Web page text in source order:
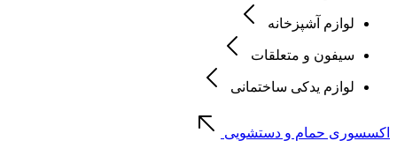
لوازم آشپزخانه
سیفون و متعلقات
لوازم یدکی ساختمانی
اکسسوری حمام و دستشویی